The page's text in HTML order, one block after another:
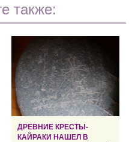
также:
ДРЕВНИЕ КРЕСТЫ-
КАЙРАКИ НАШЕЛ В